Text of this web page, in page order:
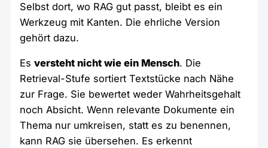
Selbst dort, wo RAG gut passt, bleibt es ein
Werkzeug mit Kanten. Die ehrliche Version
gehört dazu.
Esversteht nicht wie ein Mensch. Die
Retrieval-Stufe sortiert Textstücke nach Nähe
zur Frage. Sie bewertet weder Wahrheitsgehalt
noch Absicht. Wenn relevante Dokumente ein
Thema nur umkreisen, statt es zu benennen,
kann RAG sie übersehen. Es erkennt